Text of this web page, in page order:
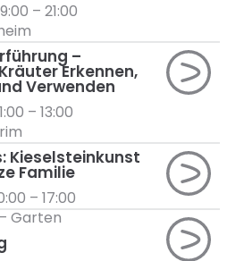
– 21:00
–
Erkennen,
Verwenden
– 13:00
Kieselsteinkunst
Familie
– 17:00
– Garten